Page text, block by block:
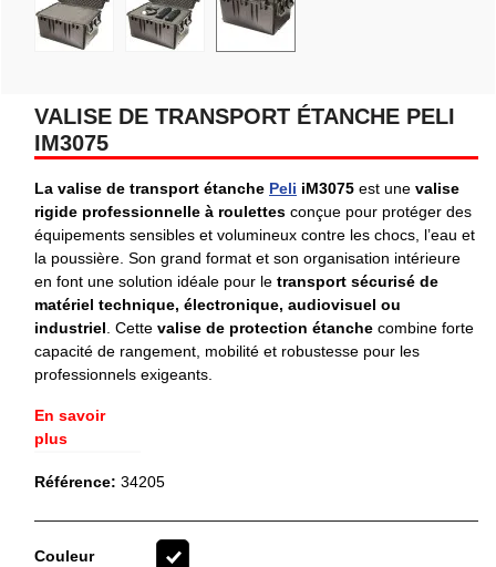
VALISE DE TRANSPORT ÉTANCHE PELI
IM3075
La valise de transport étanche Peli iM3075 est une valise
rigide professionnelle à roulettes conçue pour protéger des
équipements sensibles et volumineux contre les chocs, l’eau et
la poussière. Son grand format et son organisation intérieure
en font une solution idéale pour le transport sécurisé de
matériel technique, électronique, audiovisuel ou
industriel . Cette valise de protection étanche combine forte
capacité de rangement, mobilité et robustesse pour les
professionnels exigeants.
En savoir
plus
Référence: 34205
Couleur